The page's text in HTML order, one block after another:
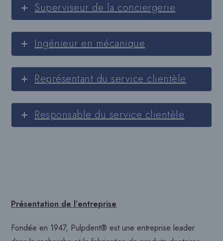
Superviseur de la conciergerie
Ingénieur en mécanique
Représentant du service clientèle
Responsable du service clientèle
Présentation de l’entreprise
Fondée en 1947, Pulpdent® est une entreprise leader